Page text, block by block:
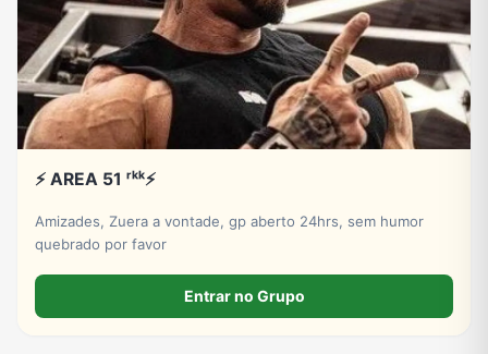
⚡ AREA 51 ʳᵏᵏ⚡
Amizades, Zuera a vontade, gp aberto 24hrs, sem humor
quebrado por favor
Entrar no Grupo